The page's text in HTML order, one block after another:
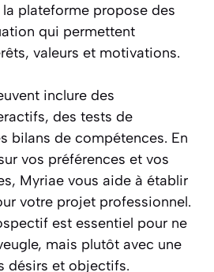
plateforme propose des
qui permettent
valeurs et motivations.
inclure des
des tests de
bilans de compétences. En
vos préférences et vos
Myriae vous aide à établir
votre projet professionnel.
est essentiel pour ne
mais plutôt avec une
désirs et objectifs.